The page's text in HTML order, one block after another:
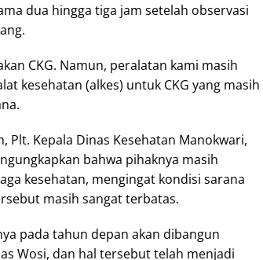
dua hingga tiga jam setelah observasi
CKG. Namun, peralatan kami masih
kesehatan (alkes) untuk CKG yang masih
Plt. Kepala Dinas Kesehatan Manokwari,
bahwa pihaknya masih
kesehatan, mengingat kondisi sarana
masih sangat terbatas.
pada tahun depan akan dibangun
Wosi, dan hal tersebut telah menjadi